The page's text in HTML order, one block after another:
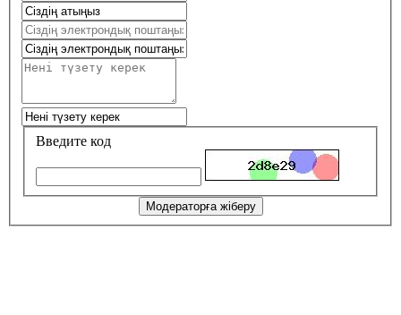
Введите код
Модераторға жіберу